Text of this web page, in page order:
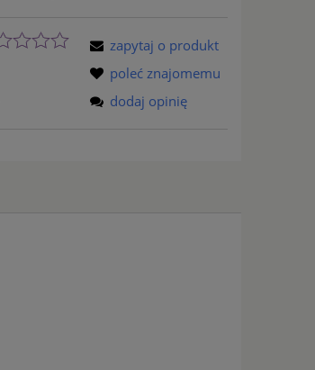
zapytaj o produkt
poleć znajomemu
dodaj opinię